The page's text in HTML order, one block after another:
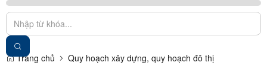
Trang chủ Quy hoạch xây dựng, quy hoạch đô thị